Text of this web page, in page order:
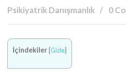
Psikiyatrik Danışmanlık
0
İçindekiler [Gizle]